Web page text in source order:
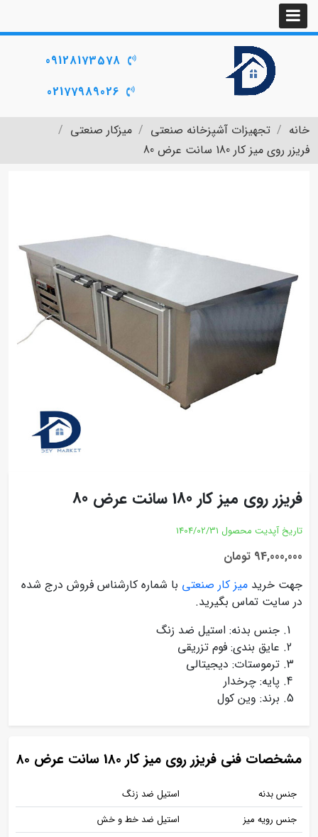
09128173578
02177989026
خانه تجهیزات آشپزخانه صنعتی
میزکار صنعتی
فریزر روی میز کار 180 سانت عرض 80
فریزر روی میز کار 180 سانت عرض 80
تاریخ آپدیت محصول 1404/02/31
94,000,000 تومان
جهت خرید میز کار صنعتی با شماره کارشناس فروش درج شده
در سایت تماس بگیرید.
جنس بدنه: استیل ضد زنگ
عایق بندی: فوم تزریقی
ترموستات: دیجیتالی
پایه: چرخدار
برند: وین کول
مشخصات فنی فریزر روی میز کار 180 سانت عرض 80
جنس بدنه
استیل ضد زنگ
جنس رویه میز
استیل ضد خط و خش